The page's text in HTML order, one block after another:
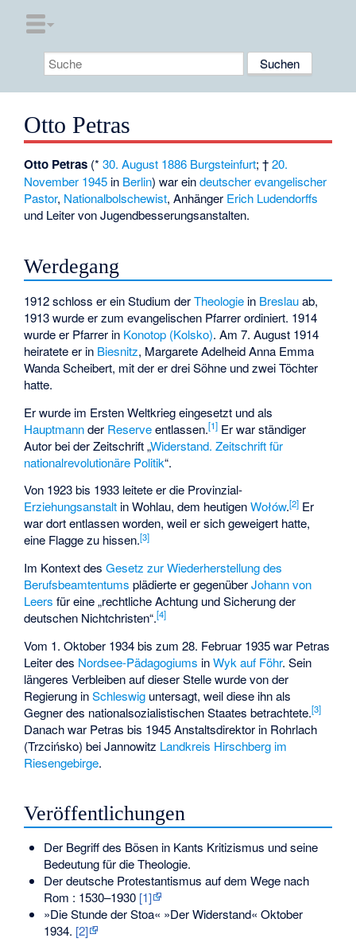
Otto Petras
Otto Petras (*30. August 1886 Burgsteinfurt; †20.
November 1945 in Berlin) war eindeutscher evangelischer
Pastor, Nationalbolschewist, Anhänger Erich Ludendorffs
und Leiter von Jugendbesserungsanstalten.
Werdegang
1912 schloss er ein Studium derTheologie in Breslauab,
1913 wurde er zum evangelischen Pfarrer ordiniert. 1914
wurde er Pfarrer in Konotop (Kolsko). Am 7. August 1914
heiratete er in Biesnitz, Margarete Adelheid Anna Emma
Wanda Scheibert, mit der er drei Söhne und zwei Töchter
hatte.
Er wurde im Ersten Weltkrieg eingesetzt und als
Hauptmannder Reserveentlassen.[1] Er war ständiger
Autor bei der Zeitschrift „Widerstand. Zeitschrift für
nationalrevolutionäre Politik“.
Von 1923 bis 1933 leitete er die Provinzial-
Erziehungsanstalt in Wohlau, dem heutigenWołów.[2] Er
war dort entlassen worden, weil er sich geweigert hatte,
eine Flagge zu hissen.[3]
Im Kontext desGesetz zur Wiederherstellung des
Berufsbeamtentums plädierte er gegenüberJohann von
Leers für eine „rechtliche Achtung und Sicherung der
deutschen Nichtchristen“.[4]
Vom 1. Oktober 1934 bis zum 28. Februar 1935 war Petras
Leiter des Nordsee-Pädagogiums inWyk auf Föhr. Sein
längeres Verbleiben auf dieser Stelle wurde von der
Regierung inSchleswig untersagt, weil diese ihn als
Gegner des nationalsozialistischen Staates betrachtete.[3]
Danach war Petras bis 1945 Anstaltsdirektor in Rohrlach
(Trzcińsko) bei Jannowitz Landkreis Hirschberg im
Riesengebirge.
Veröffentlichungen
Der Begriff des Bösen in Kants Kritizismus und seine
Bedeutung für die Theologie.
Der deutsche Protestantismus auf dem Wege nach
Rom : 1530–1930 [1]
»Die Stunde der Stoa« »Der Widerstand« Oktober
1934. [2]